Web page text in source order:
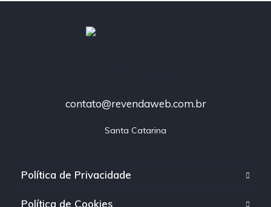
contato@revendaweb.com.br
Santa Catarina
Política de Privacidade
Política de Cookies